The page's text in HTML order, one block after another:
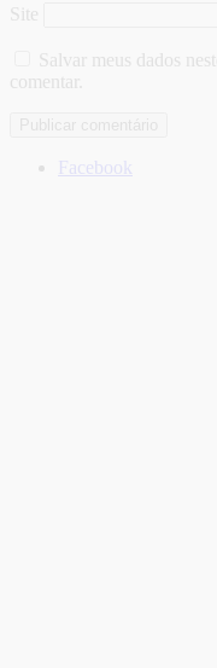
Site
Salvar meus dados
comentar.
Facebook